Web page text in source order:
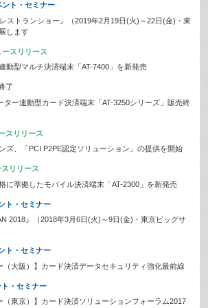
ント・セミナー
ストランショー』（2019年2月19日(火)～22日(金)・東
します
ースリリース
動型マルチ決済端末「AT-7400」を新発売
了
ター連動型カード決済端末「AT-3250シリーズ」販売終
スリリース
ズ、「PCI P2PE認定ソリューション」の提供を開始
スリリース
に準拠したモバイル決済端末「AT-2300」を新発売
ト・セミナー
2018』（2018年3月6日(火)～9日(金)・東京ビッグサ
ト・セミナー
（大阪）】カード決済データセキュリティ強化最前線
・セミナー
（東京）】カード決済ソリューションフォーラム2017